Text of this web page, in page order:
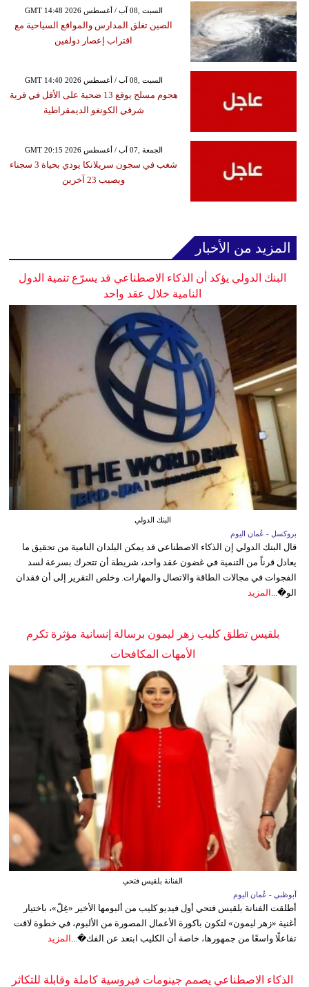
GMT 14:48 2026 السبت ,08 آب / أغسطس
الصين تغلق المدارس والمواقع السياحية مع
اقتراب إعصار دولفين
GMT 14:40 2026 السبت ,08 آب / أغسطس
هجوم مسلح يوقع 13 ضحية على الأقل في قرية
شرقي الكونغو الديمقراطية
GMT 20:15 2026 الجمعة ,07 آب / أغسطس
شغب في سجون سريلانكا يودي بحياة 3 سجناء
ويصيب 23 آخرين
المزيد من الأخبار
البنك الدولي يؤكد أن الذكاء الاصطناعي قد يسرّع تنمية الدول
النامية خلال عقد واحد
البنك الدولي
بروكسل - عُمان اليوم
قال البنك الدولي إن الذكاء الاصطناعي قد يمكن البلدان النامية من تحقيق ما
يعادل قرناً من التنمية في غضون عقد واحد، شريطة أن تتحرك بسرعة لسد
الفجوات في مجالات الطاقة والاتصال والمهارات. وخلص التقرير إلى أن فقدان
الو�... المزيد
بلقيس تطلق كليب زهر ليمون برسالة إنسانية مؤثرة تكرم
الأمهات المكافحات
الفنانة بلقيس فتحي
أبوظبي - عُمان اليوم
أطلقت الفنانة بلقيس فتحي أول فيديو كليب من ألبومها الأخير «غِلّ»، باختيار
أغنية «زهر ليمون» لتكون باكورة الأعمال المصورة من الألبوم، في خطوة لاقت
تفاعلًا واسعًا من جمهورها، خاصة أن الكليب ابتعد عن الفك�... المزيد
الذكاء الاصطناعي يصمم جينومات فيروسية كاملة وقابلة للتكاثر